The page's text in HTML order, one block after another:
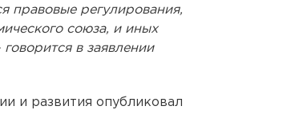
правовые регулирования,
союза, и иных
в заявлении
и развития опубликовал